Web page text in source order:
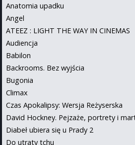
Anatomia upadku
Angel
ATEEZ : LIGHT THE WAY IN CINEMAS
Audiencja
Babilon
Backrooms. Bez wyjścia
Bugonia
Climax
Czas Apokalipsy: Wersja Reżyserska
David Hockney. Pejzaże, portrety i
Diabeł ubiera się u Prady 2
Do utraty tchu